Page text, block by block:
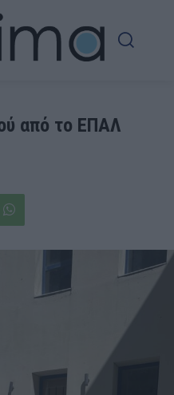
από το ΕΠΑΛ